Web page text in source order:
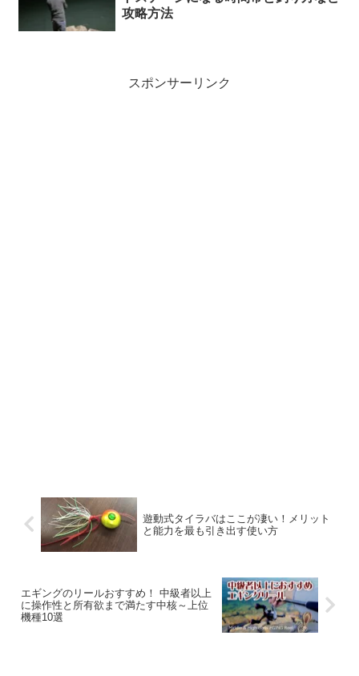
攻略方法
スポンサーリンク
遊動式タイラバはここが凄い！メリット
と能力を最も引き出す使い方
エギングのリールおすすめ！ 中級者以上
に操作性と所有欲まで満たす中核～上位
機種10選